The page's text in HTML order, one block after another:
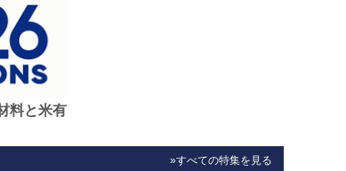
料と米有
»すべての特集を見る